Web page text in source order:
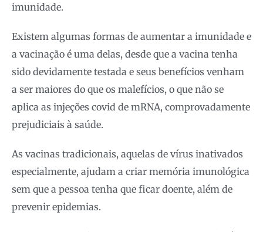
imunidade.
Existem algumas formas de aumentar a imunidade e
a vacinação é uma delas, desde que a vacina tenha
sido devidamente testada e seus benefícios venham
a ser maiores do que os malefícios, o que não se
aplica as injeções covid de mRNA, comprovadamente
prejudiciais à saúde.
As vacinas tradicionais, aquelas de vírus inativados
especialmente, ajudam a criar memória imunológica
sem que a pessoa tenha que ficar doente, além de
prevenir epidemias.